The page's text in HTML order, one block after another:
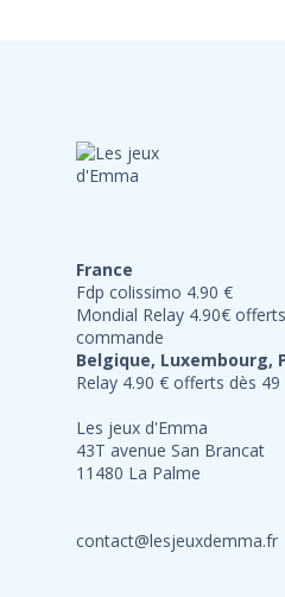
France
Fdp colissimo 4.90 €
Mondial Relay 4.90€
commande
Belgique, Luxembourg,
Relay 4.90 € offerts dès
Les jeux d'Emma
43T avenue San Brancat
11480 La Palme
contact@lesjeuxdemma.fr